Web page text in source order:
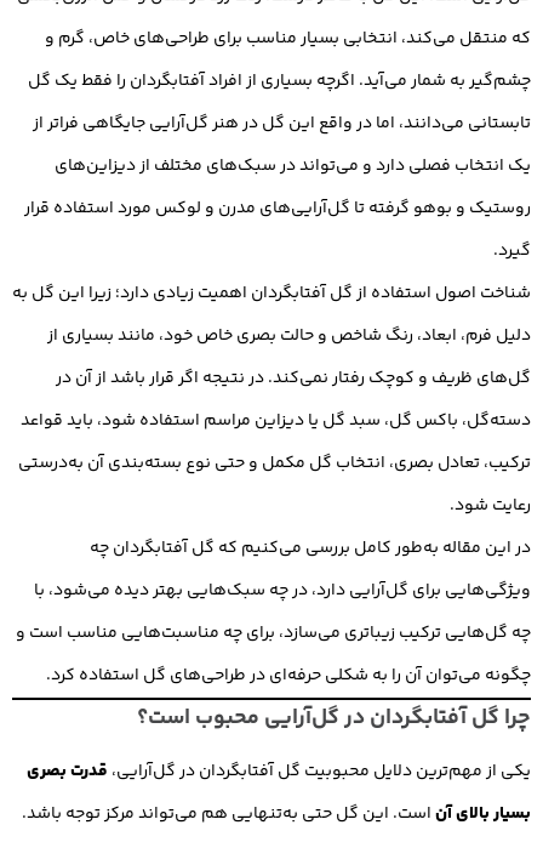
که منتقل می‌کند، انتخابی بسیار مناسب برای طراحی‌های خاص، گرم و
چشم‌گیر به شمار می‌آید. اگرچه بسیاری از افراد آفتابگردان را فقط یک گل
تابستانی می‌دانند، اما در واقع این گل در هنر گل‌آرایی جایگاهی فراتر از
یک انتخاب فصلی دارد و می‌تواند در سبک‌های مختلف از دیزاین‌های
روستیک و بوهو گرفته تا گل‌آرایی‌های مدرن و لوکس مورد استفاده قرار
گیرد.
شناخت اصول استفاده از گل آفتابگردان اهمیت زیادی دارد؛ زیرا این گل به
دلیل فرم، ابعاد، رنگ شاخص و حالت بصری خاص خود، مانند بسیاری از
گل‌های ظریف و کوچک رفتار نمی‌کند. در نتیجه اگر قرار باشد از آن در
دسته‌گل، باکس گل، سبد گل یا دیزاین مراسم استفاده شود، باید قواعد
ترکیب، تعادل بصری، انتخاب گل مکمل و حتی نوع بسته‌بندی آن به‌درستی
رعایت شود.
در این مقاله به‌طور کامل بررسی می‌کنیم که گل آفتابگردان چه
ویژگی‌هایی برای گل‌آرایی دارد، در چه سبک‌هایی بهتر دیده می‌شود، با
چه گل‌هایی ترکیب زیباتری می‌سازد، برای چه مناسبت‌هایی مناسب است و
چگونه می‌توان آن را به شکلی حرفه‌ای در طراحی‌های گل استفاده کرد.
چرا گل آفتابگردان در گل‌آرایی محبوب است؟
یکی از مهم‌ترین دلایل محبوبیت گل آفتابگردان در گل‌آرایی، قدرت بصری
بسیار بالای آناست. این گل حتی به‌تنهایی هم می‌تواند مرکز توجه باشد.